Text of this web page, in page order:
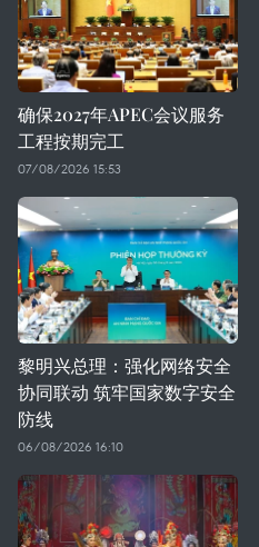
确保2027年APEC会议服务
工程按期完工
07/08/2026 15:53
黎明兴总理：强化网络安全
协同联动 筑牢国家数字安全
防线
06/08/2026 16:10